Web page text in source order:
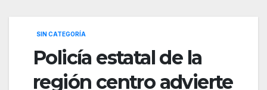
SIN CATEGORÍA
Policía estatal de la
región centro advierte